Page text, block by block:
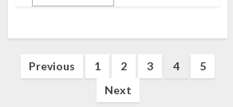
Posts
Previous 1 2 3 4
5
Next